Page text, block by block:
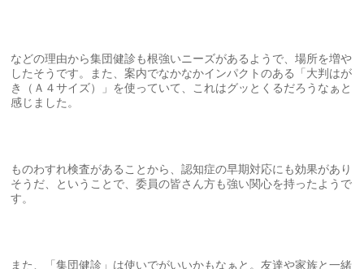
などの理由から集団健診も根強いニーズがあるようで、場所を増や
したそうです。また、案内でなかなかインパクトのある「大判はが
き（Ａ４サイズ）」を使っていて、これはグッとくるだろうなぁと
感じました。
ものわすれ検査があることから、認知症の早期対応にも効果があり
そうだ、ということで、委員の皆さん方も強い関心を持ったようで
す。
また、「集団健診」は使いでがいいかもなぁと。友達や家族と一緒